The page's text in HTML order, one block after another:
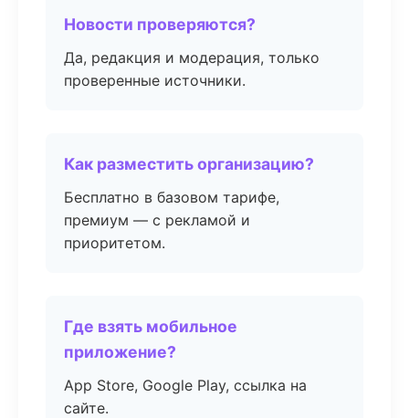
Новости проверяются?
Да, редакция и модерация, только
проверенные источники.
Как разместить организацию?
Бесплатно в базовом тарифе,
премиум — с рекламой и
приоритетом.
Где взять мобильное
приложение?
App Store, Google Play, ссылка на
сайте.